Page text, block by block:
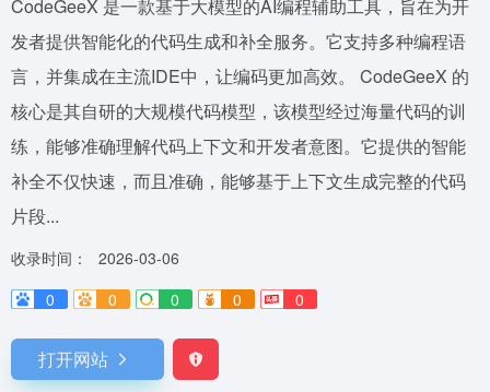
CodeGeeX 是一款基于大模型的AI编程辅助工具，旨在为开
发者提供智能化的代码生成和补全服务。它支持多种编程语
言，并集成在主流IDE中，让编码更加高效。 CodeGeeX 的
核心是其自研的大规模代码模型，该模型经过海量代码的训
练，能够准确理解代码上下文和开发者意图。它提供的智能
补全不仅快速，而且准确，能够基于上下文生成完整的代码
片段...
收录时间：
2026-03-06
0
0 0 0 0
打开网站